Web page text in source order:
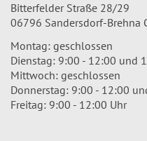
Bitterfelder Straße 28/29
06796 Sandersdorf-Brehna
Montag: geschlossen
Dienstag: 9:00 - 12:00 und
Mittwoch: geschlossen
Donnerstag: 9:00 - 12:00
Freitag: 9:00 - 12:00 Uhr